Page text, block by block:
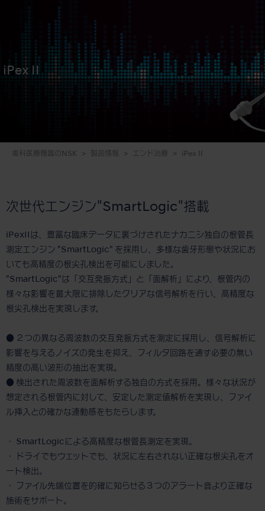
iPex II
歯科医療機器のNSK 製品情報 エンド治療 iPex II
次世代エンジン"SmartLogic"搭載
iPexIIは、豊富な臨床データに裏づけされたナカニシ独自の根管長
測定エンジン "SmartLogic" を採用し、多様な歯牙形態や状況にお
いても高精度の根尖孔検出を可能にしました。
"SmartLogic"は「交互発振方式」と「面解析」により、根管内の
様々な影響を最大限に排除したクリアな信号解析を行い、高精度な
根尖孔検出を実現します。
● ２つの異なる周波数の交互発振方式を測定に採用し、信号解析に
影響を与えるノイズの発生を抑え、フィルタ回路を通す必要の無い
精度の高い波形の抽出を実現。
● 検出された周波数を面解析する独自の方式を採用。様々な状況が
想定される根管内に対して、安定した測定値解析を実現し、ファイ
ル挿入との確かな連動感をもたらします。
・ SmartLogicによる高精度な根管長測定を実現。
・ ドライでもウェットでも、状況に左右されない正確な根尖孔をオ
ート検出。
・ ファイル先端位置を的確に知らせる３つのアラート音より正確な
施術をサポート。